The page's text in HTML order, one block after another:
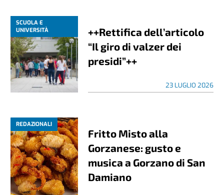
SCUOLA E
UNIVERSITÀ
++Rettifica dell’articolo
“Il giro di valzer dei
presidi”++
23 LUGLIO 2026
REDAZIONALI
Fritto Misto alla
Gorzanese: gusto e
musica a Gorzano di San
Damiano